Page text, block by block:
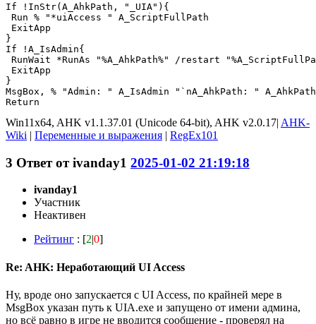
If !InStr(A_AhkPath, "_UIA"){
Run % "*uiAccess " A_ScriptFullPath
ExitApp
}
If !A_IsAdmin{
RunWait *RunAs "%A_AhkPath%" /restart
ExitApp
}
MsgBox, % "Admin: " A_IsAdmin "`nA_AhkPath: " A_AhkPath
Return
Win11x64, AHK v1.1.37.01 (Unicode 64-bit), AHK v2.0.17| AHK-
Wiki | Переменные и выражения | RegEx101
3 Ответ отivanday1 2025-01-02 21:19:18
ivanday1
Участник
Неактивен
Рейтинг : [2|0]
Re: AHK: Неработающий UI Access
Ну, вроде оно запускается с UI Access, по крайней мере в
MsgBox указан путь к UIA.exe и запущено от имени админа,
но всё равно в игре не вводится сообщение - проверял на